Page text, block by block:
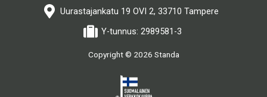
Uurastajankatu 19 OVI 2, 33710 Tampere
Y-tunnus: 2989581-3
Copyright © 2026 Standa